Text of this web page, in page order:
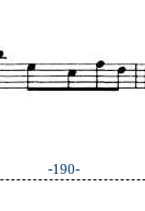
-190-